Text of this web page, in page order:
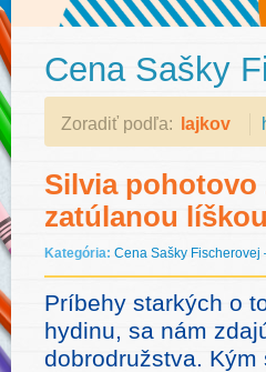
Cena Sašky
Zoradiť podľa: lajkov
Silvia pohotovo
zatúlanou
Kategória: Cena Sašky Fischerovej
Príbehy starkých o
hydinu, sa nám
dobrodružstva.